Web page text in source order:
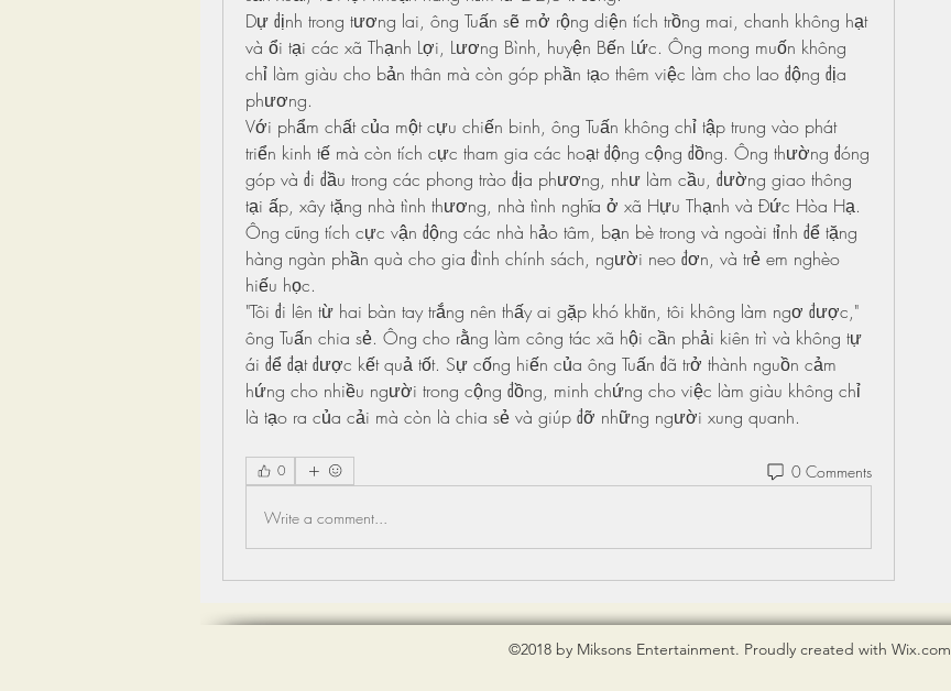
Dự định trong tương lai, ông Tuấn sẽ mở rộng diện tích trồng mai, chanh không hạt
và ổi tại các xã Thạnh Lợi, Lương Bình, huyện Bến Lức. Ông mong muốn không
chỉ làm giàu cho bản thân mà còn góp phần tạo thêm việc làm cho lao động địa
phương.
Với phẩm chất của một cựu chiến binh, ông Tuấn không chỉ tập trung vào phát
triển kinh tế mà còn tích cực tham gia các hoạt động cộng đồng. Ông thường đóng
góp và đi đầu trong các phong trào địa phương, như làm cầu, đường giao thông
tại ấp, xây tặng nhà tình thương, nhà tình nghĩa ở xã Hựu Thạnh và Đức Hòa Hạ.
Ông cũng tích cực vận động các nhà hảo tâm, bạn bè trong và ngoài tỉnh để tặng
hàng ngàn phần quà cho gia đình chính sách, người neo đơn, và trẻ em nghèo
hiếu học.
"Tôi đi lên từ hai bàn tay trắng nên thấy ai gặp khó khăn, tôi không làm ngơ được,"
ông Tuấn chia sẻ. Ông cho rằng làm công tác xã hội cần phải kiên trì và không tự
ái để đạt được kết quả tốt. Sự cống hiến của ông Tuấn đã trở thành nguồn cảm
hứng cho nhiều người trong cộng đồng, minh chứng cho việc làm giàu không chỉ
là tạo ra của cải mà còn là chia sẻ và giúp đỡ những người xung quanh.
0 0 Comments
Write a comment...
©2018 by Miksons Entertainment. Proudly created with Wix.com